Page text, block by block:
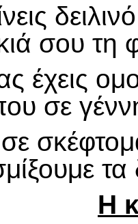
σου τη
έχεις
σε
Η